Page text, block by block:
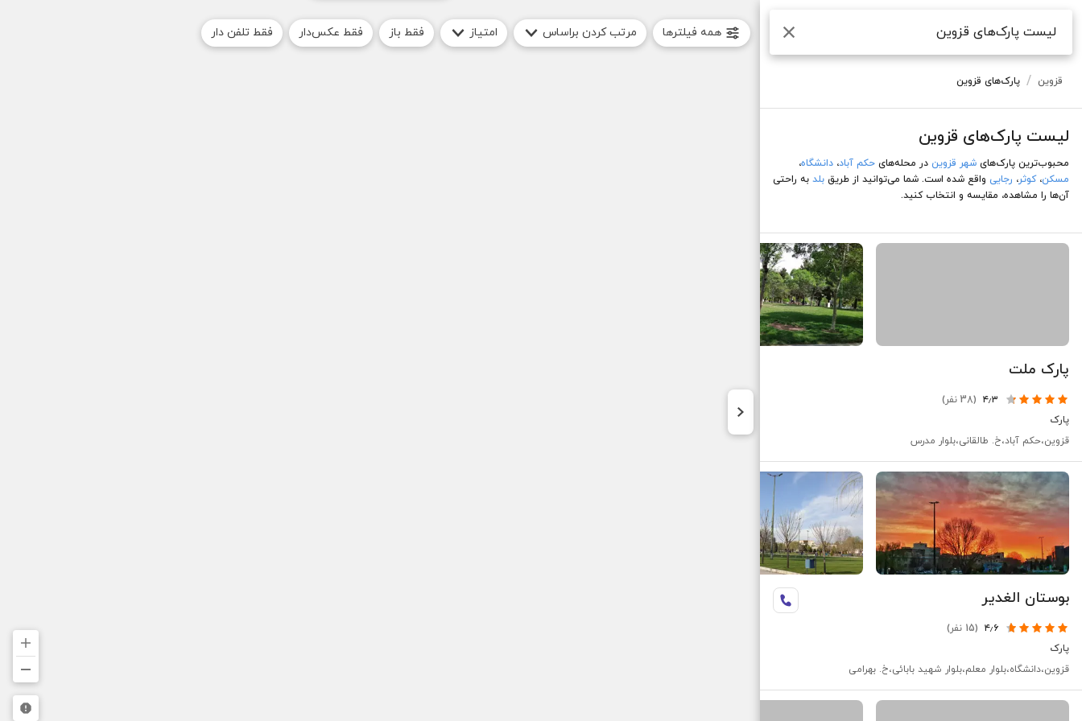
لیست پارک‌های قزوین
قزوین / پارک‌های قزوین
لیست پارک‌های قزوین
محبوب‌ترین پارک‌های شهر قزوین در محله‌های حکم آباد، دانشگاه،
مسکن،کوثر، رجایی واقع شده است. شما می‌توانید از طریق بلد به راحتی
آن‌ها را مشاهده، مقایسه و انتخاب کنید.
پارک ملت
۴٫۳ (38 نفر)
پارک
قزوین،حکم آباد،خ. طالقانی،بلوار مدرس
بوستان الغدیر
۴٫۶ (15 نفر)
پارک
قزوین،دانشگاه،بلوار معلم،بلوار شهید بابائی،خ. بهرامی
جستجو همه فیلترها مرتب کردن براساس امتیاز فقط باز فقط عکس‌دار فقط تلفن دار